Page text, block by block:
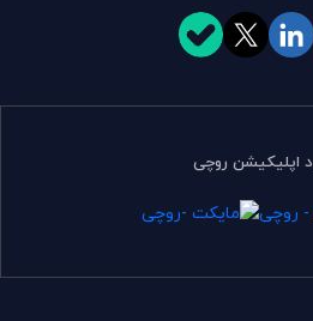
اپلیکیشن روچی